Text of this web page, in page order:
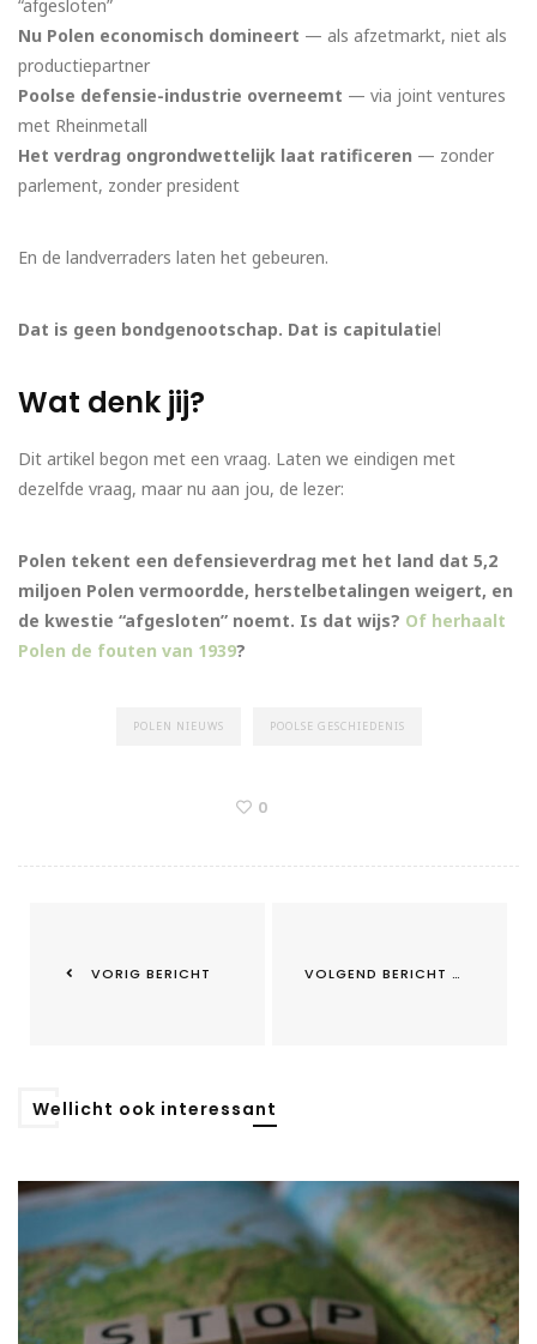
“afgesloten”
Nu Polen economisch domineert — als afzetmarkt, niet als
productiepartner
Poolse defensie-industrie overneemt — via joint ventures
met Rheinmetall
Het verdrag ongrondwettelijk laat ratificeren — zonder
parlement, zonder president
En de landverraders laten het gebeuren.
Dat is geen bondgenootschap. Dat is capitulatiel
Wat denk jij?
Dit artikel begon met een vraag. Laten we eindigen met
dezelfde vraag, maar nu aan jou, de lezer:
Polen tekent een defensieverdrag met het land dat 5,2
miljoen Polen vermoordde, herstelbetalingen weigert, en
de kwestie “afgesloten” noemt. Is dat wijs? Of herhaalt
Polen de fouten van 1939?
POLEN NIEUWS POOLSE GESCHIEDENIS
0
VORIG BERICHT VOLGEND BERICHT
Wellicht ook interessant